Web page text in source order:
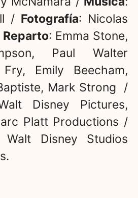
/ Fotografía: Nicolas
Reparto: Emma Stone,
Paul Walter
Emily Beecham,
Mark Strong /
Disney Pictures​,
Platt Productions /
Walt Disney Studios